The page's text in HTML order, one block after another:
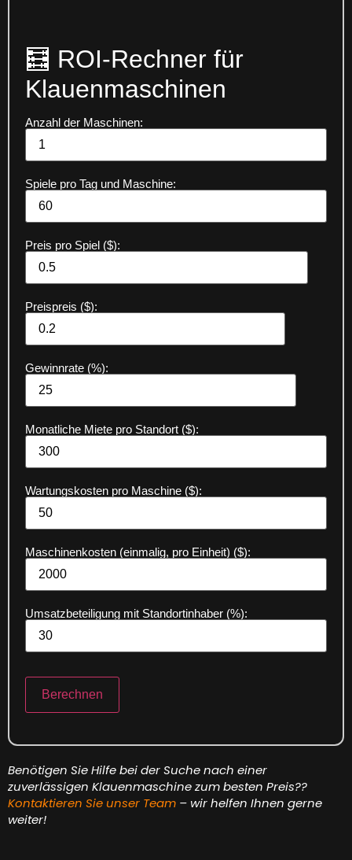
🧮 ROI-Rechner für
Klauenmaschinen
Anzahl der Maschinen:
Spiele pro Tag und Maschine:
Preis pro Spiel ($):
Preispreis ($):
Gewinnrate (%):
Monatliche Miete pro Standort ($):
Wartungskosten pro Maschine ($):
Maschinenkosten (einmalig, pro Einheit) ($):
Umsatzbeteiligung mit Standortinhaber (%):
Berechnen
Benötigen Sie Hilfe bei der Suche nach einer
zuverlässigen Klauenmaschine zum besten Preis??
Kontaktieren Sie unser Team – wir helfen Ihnen gerne
weiter!